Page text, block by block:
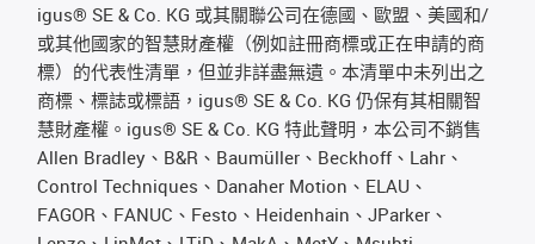
igus® SE & Co. KG 或其關聯公司在德國、歐盟、美國和/
或其他國家的智慧財產權（例如註冊商標或正在申請的商
標）的代表性清單，但並非詳盡無遺。本清單中未列出之
商標、標誌或標語，igus® SE & Co. KG 仍保有其相關智
慧財產權。igus® SE & Co. KG 特此聲明，本公司不銷售
Allen Bradley、B&R、Baumüller、Beckhoff、Lahr、
Control Techniques、Danaher Motion、ELAU、
FAGOR、FANUC、Festo、Heidenhain、JParker、